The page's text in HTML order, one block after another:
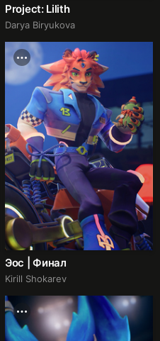
Project: Lilith
Darya Biryukova
Эос | Финал
Kirill Shokarev